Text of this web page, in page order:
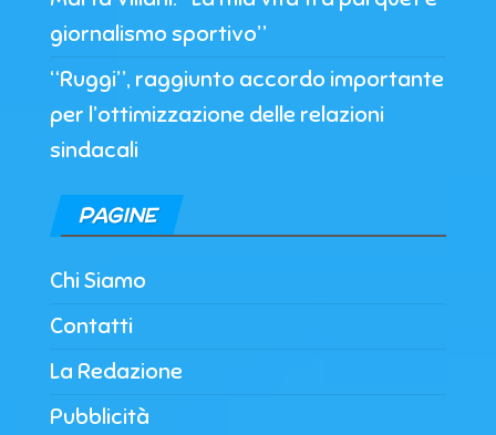
giornalismo sportivo”
“Ruggi”, raggiunto accordo importante
per l’ottimizzazione delle relazioni
sindacali
PAGINE
Chi Siamo
Contatti
La Redazione
Pubblicità